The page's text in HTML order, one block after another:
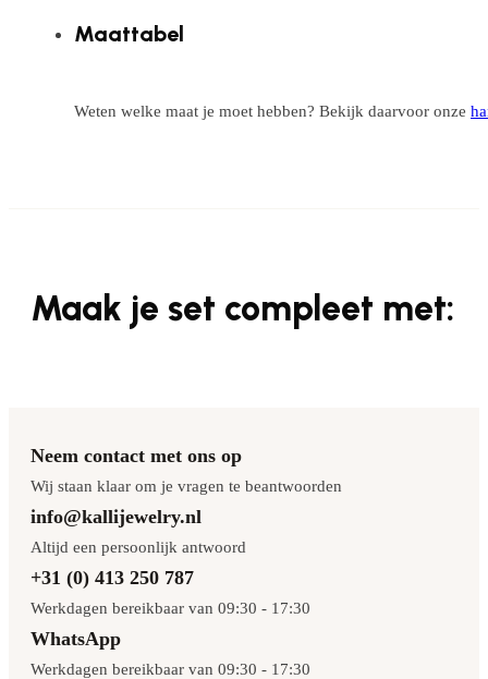
Maattabel
Weten welke maat je moet hebben? Bekijk daarvoor onze
Maak je set compleet met:
Neem contact met ons op
Wij staan klaar om je vragen te beantwoorden
info@kallijewelry.nl
Altijd een persoonlijk antwoord
+31 (0) 413 250 787
Werkdagen bereikbaar van 09:30 - 17:30
WhatsApp
Werkdagen bereikbaar van 09:30 - 17:30